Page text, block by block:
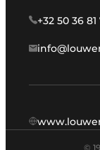
+32 50 36 81
©